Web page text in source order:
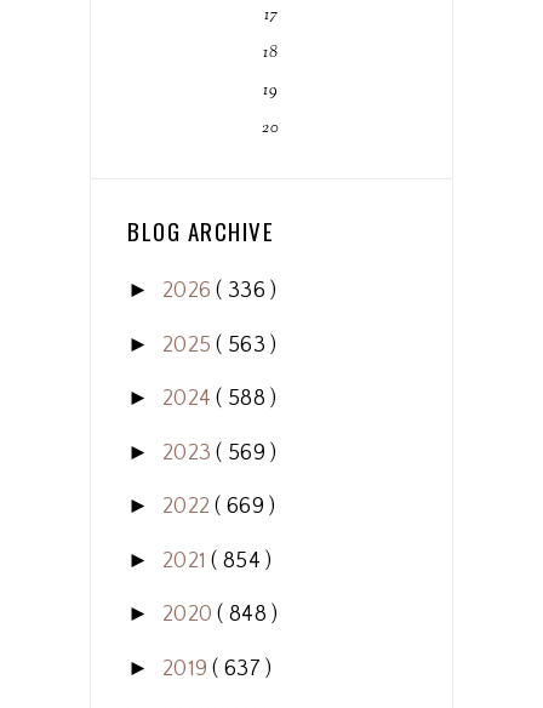
17
18
19
20
BLOG ARCHIVE
► 2026( 336 )
► 2025( 563 )
► 2024( 588 )
► 2023( 569 )
► 2022( 669 )
► 2021( 854 )
► 2020( 848 )
► 2019( 637 )